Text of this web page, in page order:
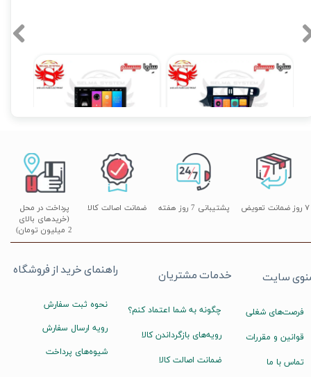
مانیتور اندروید 7 اینچ یونیورسال برند ویستا مدل TSX 2032
۱۷,۸۹۰,۰۰۰ تومان
مانیتور فابریک اندروید تارا Taraبرند ویستا مدل MTX 1032
۱۴,۸۹۰,۰۰۰ تومان
پشتیبانی 7 روز هفته
پرداخت در محل
(خریدهای بالای
2 میلیون تومان)
۷ روز ضمانت تعویض ضمانت اصالت کالا
راهنمای خرید از فروشگاه
نحوه ثبت سفارش
رویه ارسال سفارش
شیوه‌های پرداخت
خدمات مشتریان
چگونه به شما اعتماد کنم؟
رویه‌های بازگرداندن کالا
ضمانت اصالت کالا
سایت
فرصت‌های شغلی
قوانین و مقررات
تماس با ما